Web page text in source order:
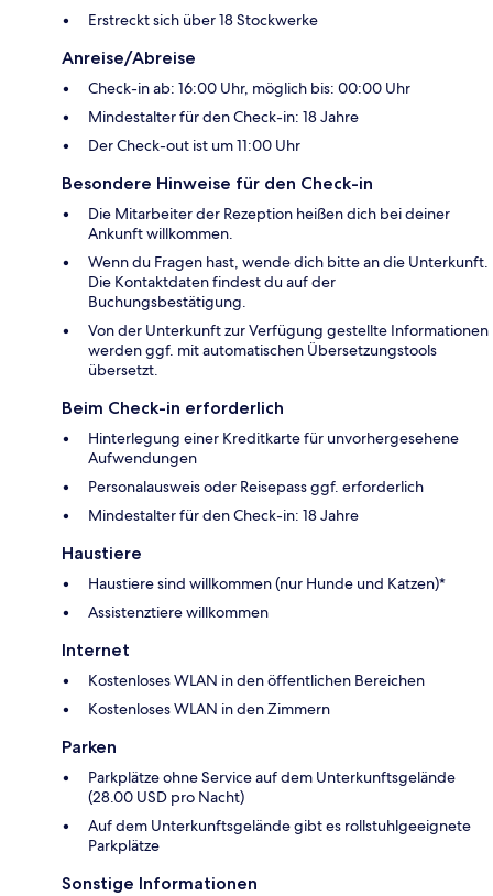
Erstreckt sich über 18 Stockwerke
Anreise/Abreise
Check-in ab: 16:00 Uhr, möglich bis: 00:00 Uhr
Mindestalter für den Check-in: 18 Jahre
Der Check-out ist um 11:00 Uhr
Besondere Hinweise für den Check-in
Die Mitarbeiter der Rezeption heißen dich bei deiner
Ankunft willkommen.
Wenn du Fragen hast, wende dich bitte an die Unterkunft.
Die Kontaktdaten findest du auf der
Buchungsbestätigung.
Von der Unterkunft zur Verfügung gestellte Informationen
werden ggf. mit automatischen Übersetzungstools
übersetzt.
Beim Check-in erforderlich
Hinterlegung einer Kreditkarte für unvorhergesehene
Aufwendungen
Personalausweis oder Reisepass ggf. erforderlich
Mindestalter für den Check-in: 18 Jahre
Haustiere
Haustiere sind willkommen (nur Hunde und Katzen)*
Assistenztiere willkommen
Internet
Kostenloses WLAN in den öffentlichen Bereichen
Kostenloses WLAN in den Zimmern
Parken
Parkplätze ohne Service auf dem Unterkunftsgelände
(28.00 USD pro Nacht)
Auf dem Unterkunftsgelände gibt es rollstuhlgeeignete
Parkplätze
Sonstige Informationen